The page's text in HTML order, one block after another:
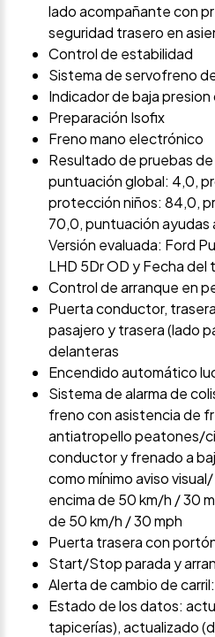
lado acompañante con
seguridad trasero en
Control de estabilidad
Sistema de servofreno
Indicador de baja
Preparación Isofix
Freno mano electrónico
Resultado de pruebas
puntuación global: 4,0,
protección niños: 84,0,
70,0, puntuación ayudas
Versión evaluada: Ford
LHD 5Dr OD y Fecha
Control de arranque en
Puerta conductor,
pasajero y trasera (lado
delanteras
Encendido automático
Sistema de alarma de
freno con asistencia de
antiatropello peatones/
conductor y frenado a
como mínimo aviso
encima de 50 km/h / 30
de 50 km/h / 30 mph
Puerta trasera con
Start/Stop parada y
Alerta de cambio de
Estado de los datos:
tapicerías), actualizado